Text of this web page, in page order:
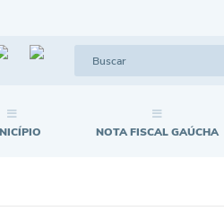
NOTA FISCAL GAÚCHA